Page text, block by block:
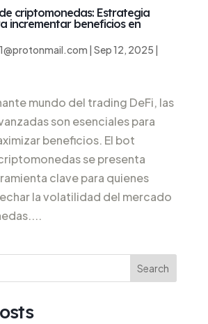
criptomonedas: Estrategia
incrementar beneficios en
| Sep 12, 2025 |
mundo del trading DeFi, las
son esenciales para
beneficios. El bot
se presenta
clave para quienes
la volatilidad del mercado
Search